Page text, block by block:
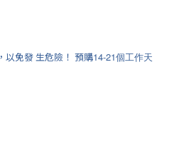
以免發 ⽣危險！ 預購14-21個⼯作天